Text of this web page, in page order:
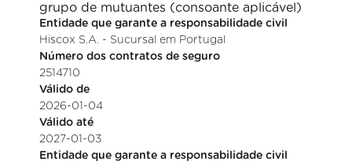
grupo de mutuantes (consoante aplicável)
Entidade que garante a responsabilidade civil
Hiscox S.A. - Sucursal em Portugal
Número dos contratos de seguro
2514710
Válido de
2026-01-04
Válido até
2027-01-03
Entidade que garante a responsabilidade civil